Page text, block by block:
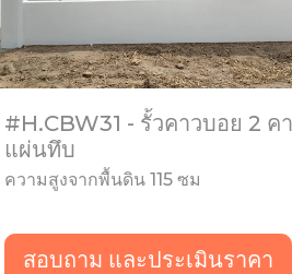
#H.CBW31 - รั้วคาวบอย 2 ค
แผ่นทึบ
ความสูงจากพื้นดิน 115 ซม
สอบถาม และประเมินราคา